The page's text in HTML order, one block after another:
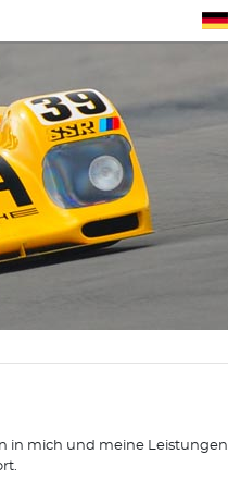
in mich und meine Leistungen